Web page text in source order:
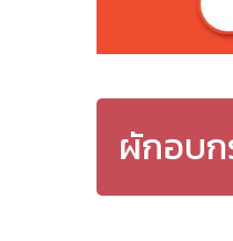
ผักอบก